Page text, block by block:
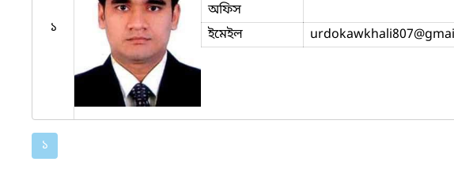
১
অফিস
ইমেইল
urdokawkhali807
১